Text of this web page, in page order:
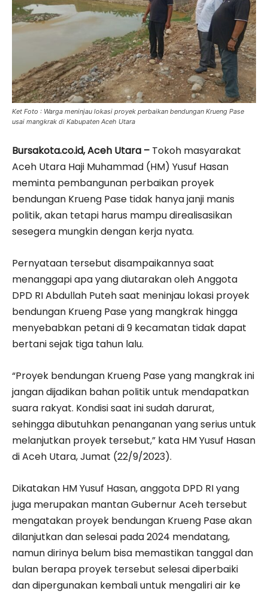
Ket Foto : Warga meninjau lokasi proyek perbaikan bendungan Krueng Pase
usai mangkrak di Kabupaten Aceh Utara
Bursakota.co.id, Aceh Utara – Tokoh masyarakat
Aceh Utara Haji Muhammad (HM) Yusuf Hasan
meminta pembangunan perbaikan proyek
bendungan Krueng Pase tidak hanya janji manis
politik, akan tetapi harus mampu direalisasikan
sesegera mungkin dengan kerja nyata.
Pernyataan tersebut disampaikannya saat
menanggapi apa yang diutarakan oleh Anggota
DPD RI Abdullah Puteh saat meninjau lokasi proyek
bendungan Krueng Pase yang mangkrak hingga
menyebabkan petani di 9 kecamatan tidak dapat
bertani sejak tiga tahun lalu.
“Proyek bendungan Krueng Pase yang mangkrak ini
jangan dijadikan bahan politik untuk mendapatkan
suara rakyat. Kondisi saat ini sudah darurat,
sehingga dibutuhkan penanganan yang serius untuk
melanjutkan proyek tersebut,” kata HM Yusuf Hasan
di Aceh Utara, Jumat (22/9/2023).
Dikatakan HM Yusuf Hasan, anggota DPD RI yang
juga merupakan mantan Gubernur Aceh tersebut
mengatakan proyek bendungan Krueng Pase akan
dilanjutkan dan selesai pada 2024 mendatang,
namun dirinya belum bisa memastikan tanggal dan
bulan berapa proyek tersebut selesai diperbaiki
dan dipergunakan kembali untuk mengaliri air ke